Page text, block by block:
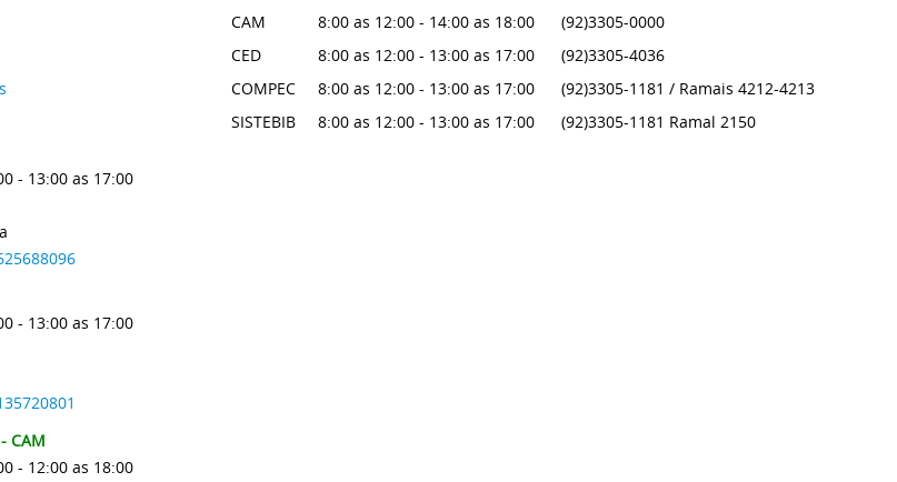
CAM 8:00 as 12:00 - 14:00 as 18:00
(92)3305-0000
CED 8:00 as 12:00 - 13:00 as 17:00
(92)3305-4036
COMPEC 8:00 as 12:00 - 13:00 as 17:00
(92)3305-1181 / Ramais 4212-4213
SISTEBIB 8:00 as 12:00 - 13:00 as 17:00
(92)3305-1181 Ramal 2150
- 13:00 as 17:00
- 13:00 as 17:00
CAM
- 12:00 as 18:00